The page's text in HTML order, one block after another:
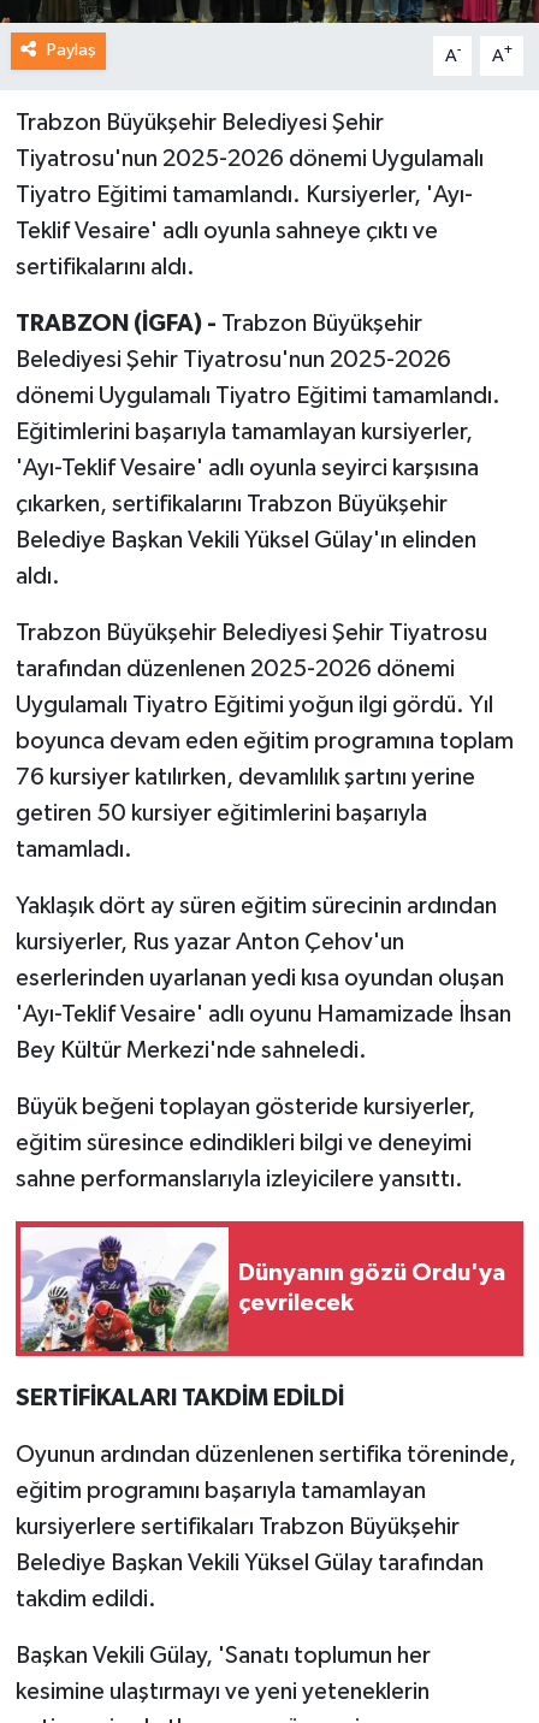
Paylaş A- A+
Trabzon Büyükşehir Belediyesi Şehir
Tiyatrosu'nun 2025-2026 dönemi Uygulamalı
Tiyatro Eğitimi tamamlandı. Kursiyerler, 'Ayı-
Teklif Vesaire' adlı oyunla sahneye çıktı ve
sertifikalarını aldı.
TRABZON (İGFA) - Trabzon Büyükşehir
Belediyesi Şehir Tiyatrosu'nun 2025-2026
dönemi Uygulamalı Tiyatro Eğitimi tamamlandı.
Eğitimlerini başarıyla tamamlayan kursiyerler,
'Ayı-Teklif Vesaire' adlı oyunla seyirci karşısına
çıkarken, sertifikalarını Trabzon Büyükşehir
Belediye Başkan Vekili Yüksel Gülay'ın elinden
aldı.
Trabzon Büyükşehir Belediyesi Şehir Tiyatrosu
tarafından düzenlenen 2025-2026 dönemi
Uygulamalı Tiyatro Eğitimi yoğun ilgi gördü. Yıl
boyunca devam eden eğitim programına toplam
76 kursiyer katılırken, devamlılık şartını yerine
getiren 50 kursiyer eğitimlerini başarıyla
tamamladı.
Yaklaşık dört ay süren eğitim sürecinin ardından
kursiyerler, Rus yazar Anton Çehov'un
eserlerinden uyarlanan yedi kısa oyundan oluşan
'Ayı-Teklif Vesaire' adlı oyunu Hamamizade İhsan
Bey Kültür Merkezi'nde sahneledi.
Büyük beğeni toplayan gösteride kursiyerler,
eğitim süresince edindikleri bilgi ve deneyimi
sahne performanslarıyla izleyicilere yansıttı.
Dünyanın gözü Ordu'ya
çevrilecek
SERTİFİKALARI TAKDİM EDİLDİ
Oyunun ardından düzenlenen sertifika töreninde,
eğitim programını başarıyla tamamlayan
kursiyerlere sertifikaları Trabzon Büyükşehir
Belediye Başkan Vekili Yüksel Gülay tarafından
takdim edildi.
Başkan Vekili Gülay, 'Sanatı toplumun her
kesimine ulaştırmayı ve yeni yeteneklerin